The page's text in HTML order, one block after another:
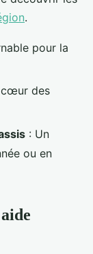
.
pour la
cœur des
: Un
ou en